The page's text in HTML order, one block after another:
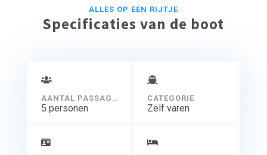
ALLES OP EEN RIJTJE
Specificaties van de boot
AANTAL PASSAGIERS
5 personen
CATEGORIE
Zelf varen